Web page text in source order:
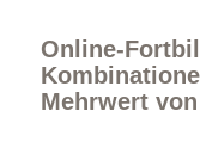
Online-
Mehrwert